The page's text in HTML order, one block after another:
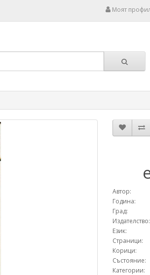
Моят
Автор:
Година:
Град:
Език:
Корици:
Категории: